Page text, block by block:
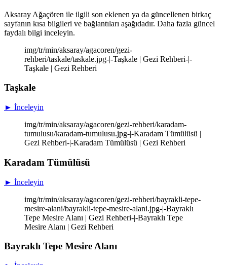
Aksaray Ağaçören ile ilgili son eklenen ya da güncellenen birkaç
sayfanın kısa bilgileri ve bağlantıları aşağıdadır. Daha fazla güncel
faydalı bilgi inceleyin.
img/tr/min/aksaray/agacoren/gezi-
rehberi/taskale/taskale.jpg-|-Taşkale | Gezi Rehberi-|-
Taşkale | Gezi Rehberi
Taşkale
► İnceleyin
img/tr/min/aksaray/agacoren/gezi-rehberi/karadam-
tumulusu/karadam-tumulusu.jpg-|-Karadam Tümülüsü |
Gezi Rehberi-|-Karadam Tümülüsü | Gezi Rehberi
Karadam Tümülüsü
► İnceleyin
img/tr/min/aksaray/agacoren/gezi-rehberi/bayrakli-tepe-
mesire-alani/bayrakli-tepe-mesire-alani.jpg-|-Bayraklı
Tepe Mesire Alanı | Gezi Rehberi-|-Bayraklı Tepe
Mesire Alanı | Gezi Rehberi
Bayraklı Tepe Mesire Alanı